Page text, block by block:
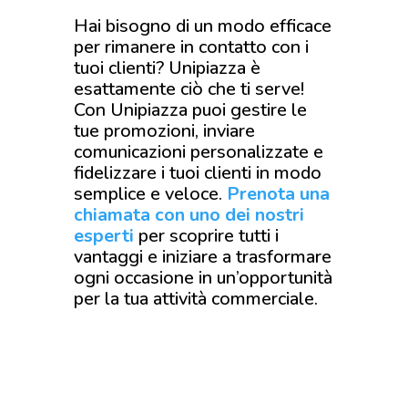
Hai bisogno di un modo efficace
per rimanere in contatto con i
tuoi clienti? Unipiazza è
esattamente ciò che ti serve!
Con Unipiazza puoi gestire le
tue promozioni, inviare
comunicazioni personalizzate e
fidelizzare i tuoi clienti in modo
semplice e veloce. Prenota una
chiamata con uno dei nostri
esperti per scoprire tutti i
vantaggi e iniziare a trasformare
ogni occasione in un’opportunità
per la tua attività commerciale.